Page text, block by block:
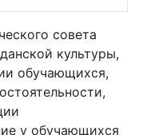
совета
культуры,
обучающихся,
у обучающихся